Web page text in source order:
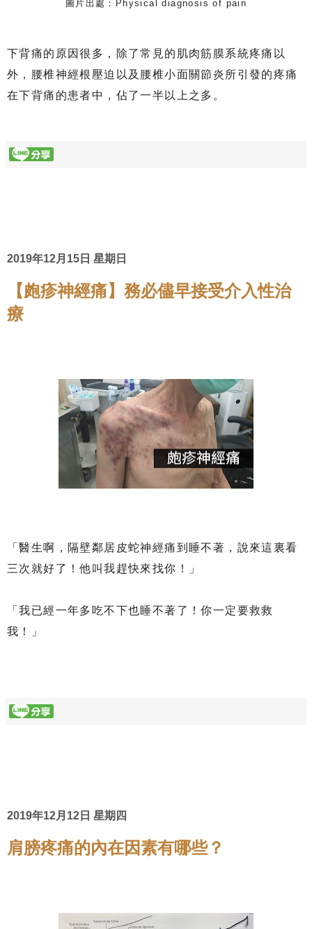
圖片出處：Physical diagnosis of pain
下背痛的原因很多，除了常見的肌肉筋膜系統疼痛以
外，腰椎神經根壓迫以及腰椎小面關節炎所引發的疼痛
在下背痛的患者中，佔了一半以上之多。
2019年12月15日 星期日
【皰疹神經痛】務必儘早接受介入性治
療
「醫生啊，隔壁鄰居皮蛇神經痛到睡不著，說來這裏看
三次就好了！他叫我趕快來找你！」
「我已經一年多吃不下也睡不著了！你一定要救救
我！」
2019年12月12日 星期四
肩膀疼痛的內在因素有哪些？